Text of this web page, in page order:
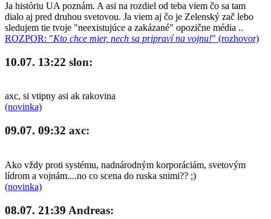
Ja históriu UA poznám. A asi na rozdiel od teba viem čo sa tam
dialo aj pred druhou svetovou. Ja viem aj čo je Zelenský zač lebo
sledujem tie tvoje "neexistujúce a zakázané" opozične média ..
ROZPOR: "Kto chce mier, nech sa pripraví na vojnu!" (rozhovor)
10.07. 13:22 slon:
axc, si vtipny asi ak rakovina
(novinka)
09.07. 09:32 axc:
Ako vždy proti systému, nadnárodným korporáciám, svetovým
lídrom a vojnám....no co scena do ruska snimi?? ;)
(novinka)
08.07. 21:39 Andreas: